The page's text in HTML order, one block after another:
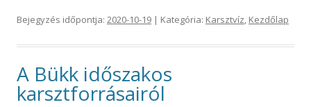
Bejegyzés időpontja: 2020-10-19 | Kategória: Karsztvíz, Kezdőlap
A Bükk időszakos
karsztforrásairól